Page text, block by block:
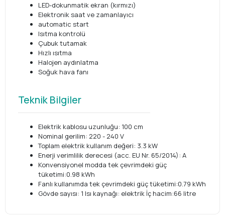
LED-dokunmatik ekran (kırmızı)
Elektronik saat ve zamanlayıcı
automatic start
Isıtma kontrolü
Çubuk tutamak
Hızlı ısıtma
Halojen aydınlatma
Soğuk hava fanı
Teknik Bilgiler
Elektrik kablosu uzunluğu: 100 cm
Nominal gerilim: 220 - 240 V
Toplam elektrik kullanım değeri: 3.3 kW
Enerji verimlilik derecesi (acc. EU Nr. 65/2014): A
Konvensiyonel modda tek çevrimdeki güç
tüketimi:0.98 kWh
Fanlı kullanımda tek çevrimdeki güç tüketimi:0.79 kWh
Gövde sayısı: 1 Isı kaynağı: elektrik İç hacim:66 litre